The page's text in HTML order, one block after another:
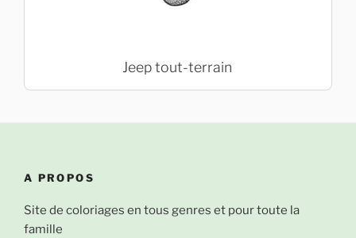
Jeep tout-terrain
A PROPOS
Site de coloriages en tous genres et pour toute la
famille